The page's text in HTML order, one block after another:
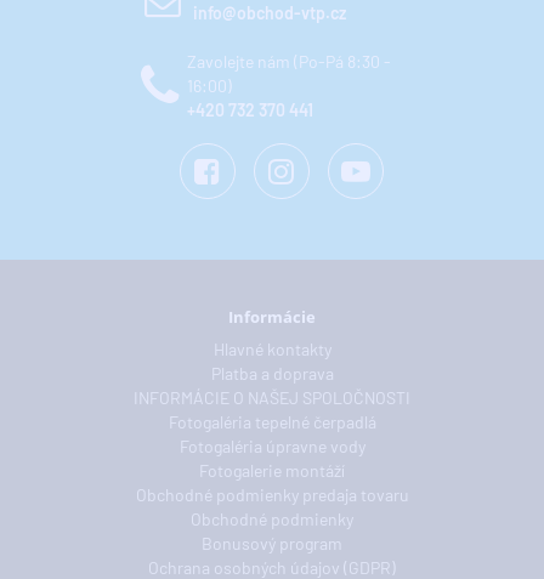
info@obchod-vtp.cz
Zavolejte nám (Po-Pá 8:30 -
16:00)
+420 732 370 441
Informácie
Hlavné kontakty
Platba a doprava
INFORMÁCIE O NAŠEJ SPOLOČNOSTI
Fotogaléria tepelné čerpadlá
Fotogaléria úpravne vody
Fotogalerie montáží
Obchodné podmienky predaja tovaru
Obchodné podmienky
Bonusový program
Ochrana osobných údajov (GDPR)